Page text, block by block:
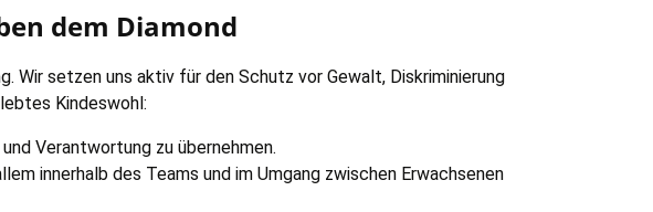
dem Diamond
Wir setzen uns aktiv für den Schutz vor Gewalt, Diskriminierung
Kindeswohl:
Verantwortung zu übernehmen.
innerhalb des Teams und im Umgang zwischen Erwachsenen